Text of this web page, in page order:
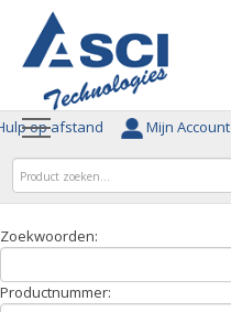
op afstand Mijn Account
Zoekwoorden:
Productnummer: